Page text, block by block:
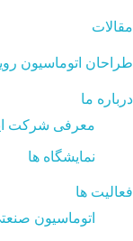
مقالات
طراحان اتوماسیون
درباره ما
معرفی شرکت
نمایشگاه ها
فعالیت ها
اتوماسیون